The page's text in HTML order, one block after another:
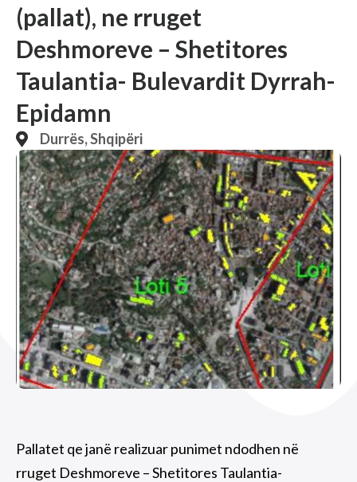
(pallat), ne rruget
Deshmoreve – Shetitores
Taulantia- Bulevardit Dyrrah-
Epidamn
Durrës, Shqipëri
Pallatet qe janë realizuar punimet ndodhen në
rruget Deshmoreve – Shetitores Taulantia-